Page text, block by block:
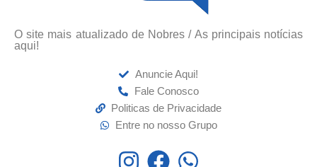
O site mais atualizado de Nobres / As principais notícias
aqui!
Anuncie Aqui!
Fale Conosco
Politicas de Privacidade
Entre no nosso Grupo